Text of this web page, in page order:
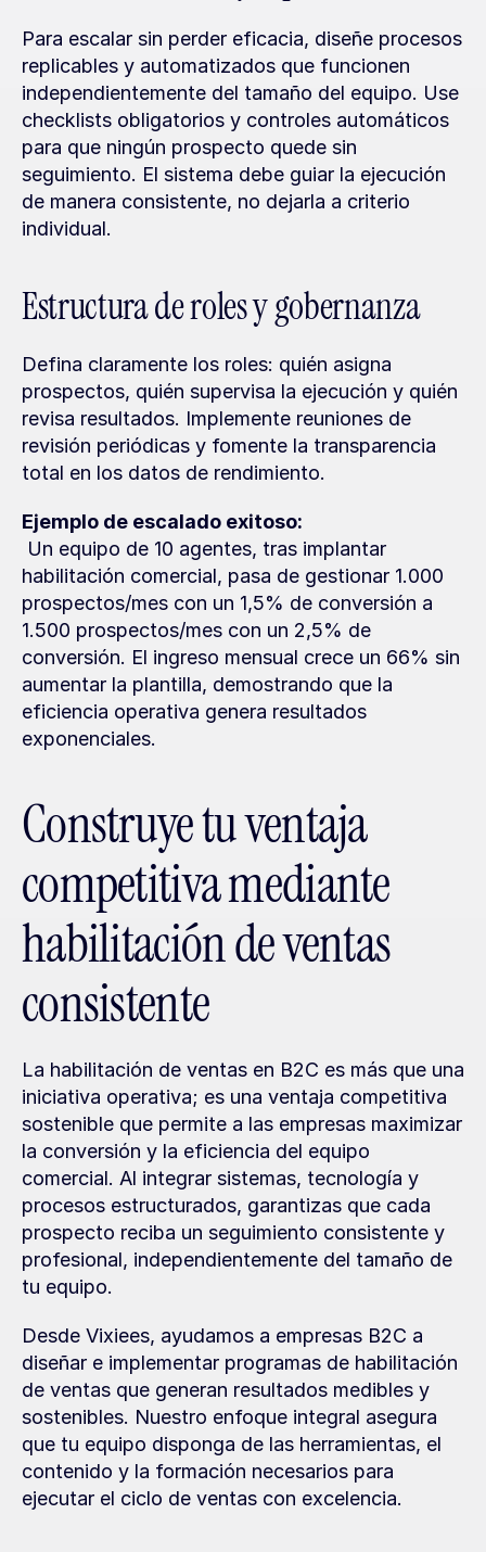
Para escalar sin perder eficacia, diseñe procesos
replicables y automatizados que funcionen
independientemente del tamaño del equipo. Use
checklists obligatorios y controles automáticos
para que ningún prospecto quede sin
seguimiento. El sistema debe guiar la ejecución
de manera consistente, no dejarla a criterio
individual.
Estructura de roles y gobernanza
Defina claramente los roles: quién asigna
prospectos, quién supervisa la ejecución y quién
revisa resultados. Implemente reuniones de
revisión periódicas y fomente la transparencia
total en los datos de rendimiento.
Ejemplo de escalado exitoso:
habilitación comercial, pasa de gestionar 1.000
prospectos/mes con un 1,5% de conversión a
1.500 prospectos/mes con un 2,5% de
conversión. El ingreso mensual crece un 66% sin
aumentar la plantilla, demostrando que la
eficiencia operativa genera resultados
exponenciales.
Construye tu ventaja
competitiva mediante
habilitación de ventas
consistente
La habilitación de ventas en B2C es más que una
iniciativa operativa; es una ventaja competitiva
sostenible que permite a las empresas maximizar
la conversión y la eficiencia del equipo
comercial. Al integrar sistemas, tecnología y
procesos estructurados, garantizas que cada
prospecto reciba un seguimiento consistente y
profesional, independientemente del tamaño de
tu equipo.
Desde Vixiees, ayudamos a empresas B2C a
diseñar e implementar programas de habilitación
de ventas que generan resultados medibles y
sostenibles. Nuestro enfoque integral asegura
que tu equipo disponga de las herramientas, el
contenido y la formación necesarios para
ejecutar el ciclo de ventas con excelencia.